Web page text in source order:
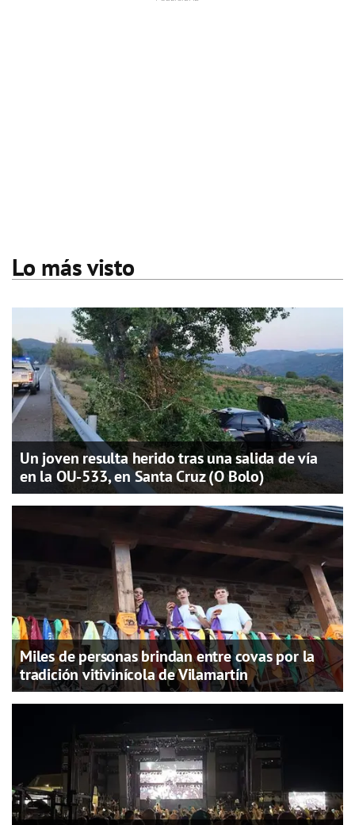
Lo más visto
Un joven resulta herido tras una salida de vía
en la OU-533, en Santa Cruz (O Bolo)
Miles de personas brindan entre covas por la
tradición vitivinícola de Vilamartín